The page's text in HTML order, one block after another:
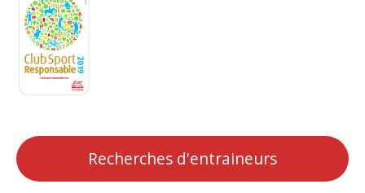
Recherches d'entraineurs